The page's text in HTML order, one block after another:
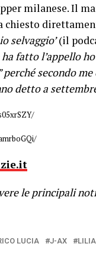
milanese. Il
chiesto
selvaggio’(il
fatto l’appello
perché secondo
detto a
le principali
LUCIA J-AX